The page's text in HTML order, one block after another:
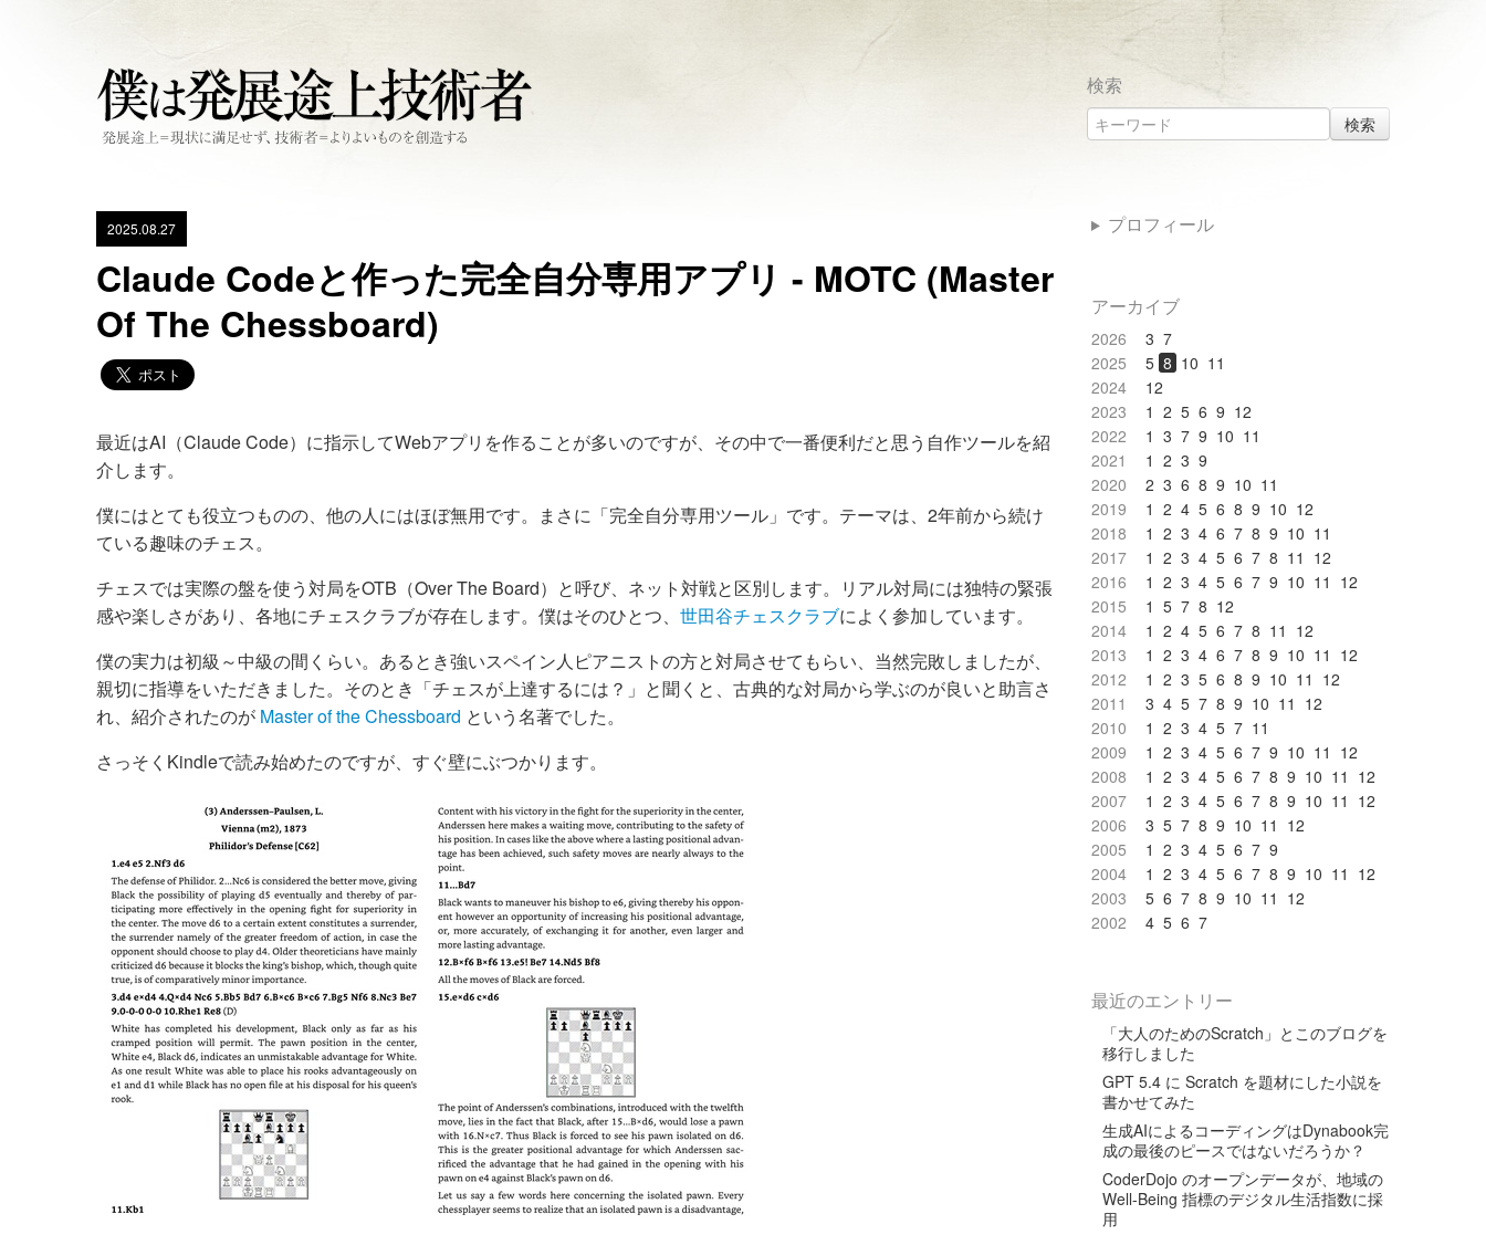
2025.08.27
Claude Codeと作った完全自分専用アプリ - MOTC (Master
Of The Chessboard)
最近はAI（Claude Code）に指示してWebアプリを作ることが多いのですが、その中で一番便利だと思う自作ツールを紹
介します。
僕にはとても役立つものの、他の人にはほぼ無用です。まさに「完全自分専用ツール」です。テーマは、2年前から続け
ている趣味のチェス。
チェスでは実際の盤を使う対局をOTB（Over The Board）と呼び、ネット対戦と区別します。リアル対局には独特の緊張
感や楽しさがあり、各地にチェスクラブが存在します。僕はそのひとつ、 世田谷チェスクラブによく参加しています。
僕の実力は初級～中級の間くらい。あるとき強いスペイン人ピアニストの方と対局させてもらい、当然完敗しましたが、
親切に指導をいただきました。そのとき「チェスが上達するには？」と聞くと、古典的な対局から学ぶのが良いと助言さ
れ、紹介されたのが Master of the Chessboard という名著でした。
さっそくKindleで読み始めたのですが、すぐ壁にぶつかります。
検索
検索
プロフィール
アーカイブ
2026 3 7
2025
5 8 10 11
2024
12
2023
1 2 5 6 9 12
2022
1 3 7 9 10 11
2021
1 2 3 9
2020
2 3 6 8 9 10 11
2019
1 2 4 5 6 8 9 10 12
2018
1 2 3 4 6 7 8 9 10 11
2017
1 2 3 4 5 6 7 8 11 12
2016
1 2 3 4 5 6 7 9 10 11 12
2015
1 5 7 8 12
2014
1 2 4 5 6 7 8 11 12
2013
1 2 3 4 6 7 8 9 10 11 12
2012
1 2 3 5 6 8 9 10 11 12
2011
3 4 5 7 8 9 10 11 12
2010
1 2 3 4 5 7 11
2009
1 2 3 4 5 6 7 9 10 11 12
2008
1 2 3 4 5 6 7 8 9 10 11 12
2007
1 2 3 4 5 6 7 8 9 10 11 12
2006
3 5 7 8 9 10 11 12
2005
1 2 3 4 5 6 7 9
2004
1 2 3 4 5 6 7 8 9 10 11 12
2003
5 6 7 8 9 10 11 12
2002
4 5 6 7
最近のエントリー
「大人のためのScratch」とこのブログを
移行しました
GPT 5.4 に Scratch を題材にした小説を
書かせてみた
生成AIによるコーディングはDynabook完
成の最後のピースではないだろうか？
CoderDojo のオープンデータが、地域の
Well-Being 指標のデジタル生活指数に採
用